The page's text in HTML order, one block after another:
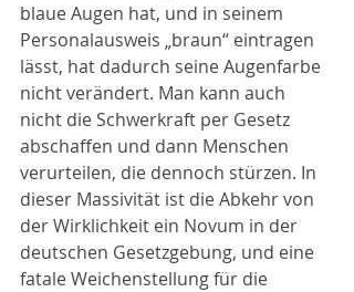
blaue Augen hat, und in seinem
Personalausweis „braun“ eintragen
lässt, hat dadurch seine Augenfarbe
nicht verändert. Man kann auch
nicht die Schwerkraft per Gesetz
abschaffen und dann Menschen
verurteilen, die dennoch stürzen. In
dieser Massivität ist die Abkehr von
der Wirklichkeit ein Novum in der
deutschen Gesetzgebung, und eine
fatale Weichenstellung für die